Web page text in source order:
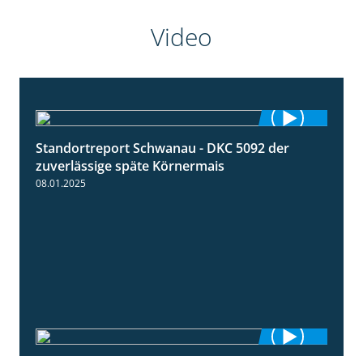
Video
1:18
Standortreport Schwanau - DKC 5092 der
zuverlässige späte Körnermais
08.01.2025